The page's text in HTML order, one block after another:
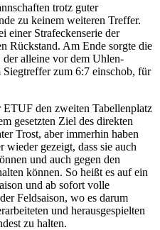
trotz guter
zu keinem weiteren Treffer.
einer Strafeckenserie der
Rückstand. Am Ende sorgte die
alleine vor dem Uhlen-
zum 6:7 einschob, für
den zweiten Tabellenplatz
gesetzten Ziel des direkten
Trost, aber immerhin haben
gezeigt, dass sie auch
und auch gegen den
können. So heißt es auf ein
und ab sofort volle
Feldsaison, wo es darum
und herausgespielten
zu halten.